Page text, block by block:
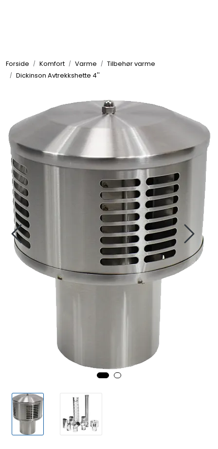
Forside Komfort Varme
Tilbehør varme
Dickinson Avtrekkshette 4''
Elektrisk
Bygg/Innredning
VVS
Motor/Styring
Fortøyning
Fritid/Sikkerhet
Båtpleie/Opplag